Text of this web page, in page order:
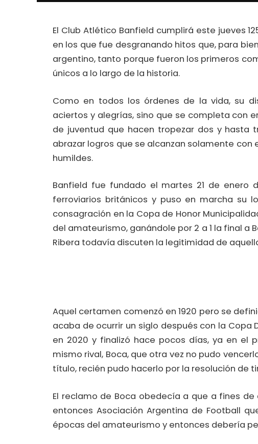
El Club Atlético Banfield cumplirá este jueves
en los que fue desgranando hitos que, para
argentino, tanto porque fueron los primeros
únicos a lo largo de la historia.
Como en todos los órdenes de la vida, su
aciertos y alegrías, sino que se completa con
de juventud que hacen tropezar dos y hasta
abrazar logros que se alcanzan solamente con
humildes.
Banfield fue fundado el martes 21 de enero
ferroviarios británicos y puso en marcha su
consagración en la Copa de Honor
del amateurismo, ganándole por 2 a 1 la final a
Ribera todavía discuten la legitimidad de
Aquel certamen comenzó en 1920 pero se
acaba de ocurrir un siglo después con la Copa
en 2020 y finalizó hace pocos días, ya en el
mismo rival, Boca, que otra vez no pudo
título, recién pudo hacerlo por la resolución de
El reclamo de Boca obedecía a que a fines de
entonces Asociación Argentina de Football
épocas del amateurismo y entonces debería